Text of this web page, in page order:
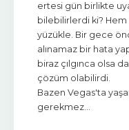
ertesi gün birlikte
bilebilirlerdi ki? Hem
yüzükle. Bir gece
alınamaz bir hata
biraz çılgınca olsa
çözüm olabilirdi.
Bazen Vegas'ta
gerekmez...